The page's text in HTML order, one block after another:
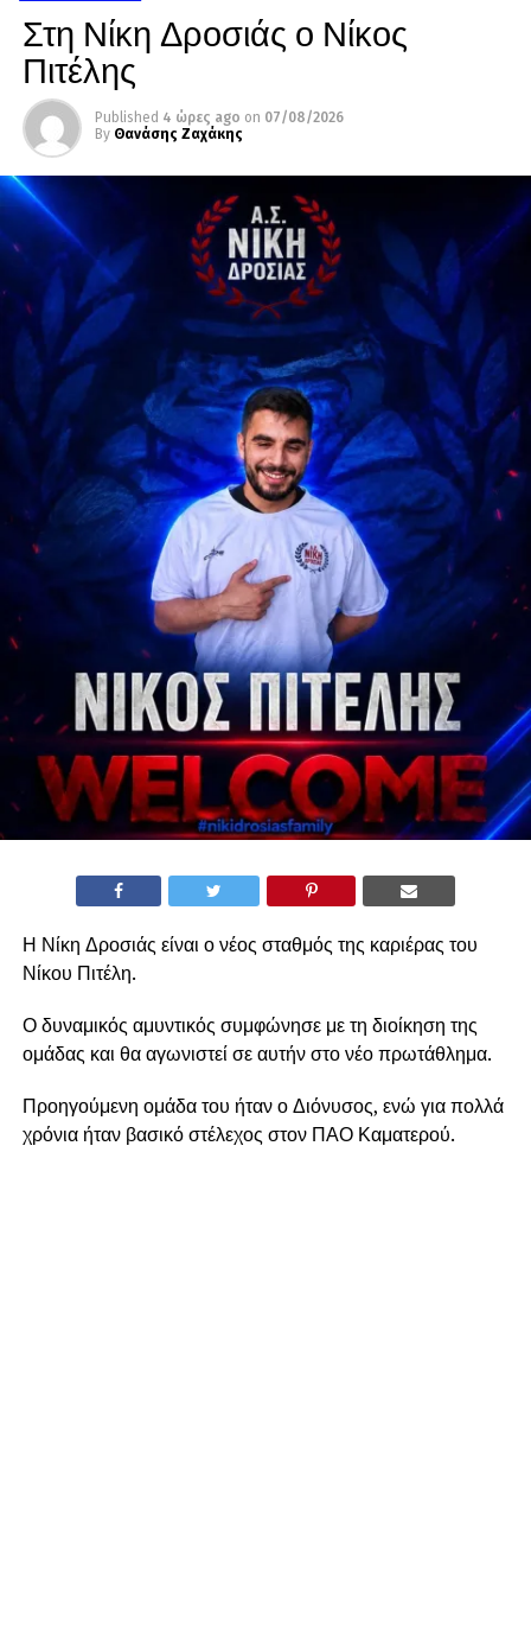
Στη Νίκη Δροσιάς ο Νίκος
Πιτέλης
Published 4 ώρες ago on 07/08/2026
By Θανάσης Ζαχάκης
Η Νίκη Δροσιάς είναι ο νέος σταθμός της καριέρας του
Νίκου Πιτέλη.
Ο δυναμικός αμυντικός συμφώνησε με τη διοίκηση της
ομάδας και θα αγωνιστεί σε αυτήν στο νέο πρωτάθλημα.
Προηγούμενη ομάδα του ήταν ο Διόνυσος, ενώ για πολλά
χρόνια ήταν βασικό στέλεχος στον ΠΑΟ Καματερού.